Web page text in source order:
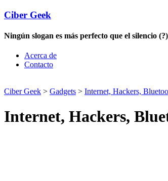
Ciber Geek
Ningún slogan es más perfecto que el silencio (?)
Acerca de
Contacto
Ciber Geek > Gadgets > Internet, Hackers,
Internet, Hackers,